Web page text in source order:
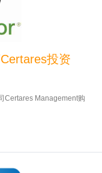
投资
Certares Management购